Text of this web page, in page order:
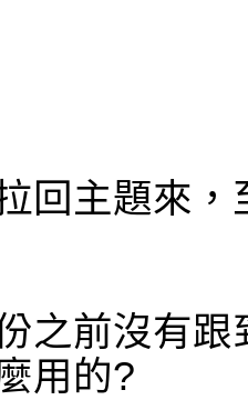
回主題來，
之前沒有
用的?